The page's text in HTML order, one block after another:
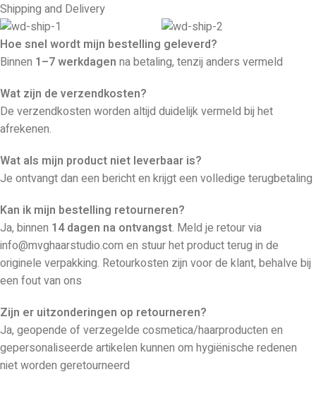
Shipping and Delivery
Hoe snel wordt mijn bestelling geleverd?
Binnen 1–7 werkdagen na betaling, tenzij anders vermeld
Wat zijn de verzendkosten?
De verzendkosten worden altijd duidelijk vermeld bij het
afrekenen.
Wat als mijn product niet leverbaar is?
Je ontvangt dan een bericht en krijgt een volledige terugbetaling
Kan ik mijn bestelling retourneren?
Ja, binnen 14 dagen na ontvangst. Meld je retour via
info@mvghaarstudio.com en stuur het product terug in de
originele verpakking. Retourkosten zijn voor de klant, behalve bij
een fout van ons
Zijn er uitzonderingen op retourneren?
Ja, geopende of verzegelde cosmetica/haarproducten en
gepersonaliseerde artikelen kunnen om hygiënische redenen
niet worden geretourneerd